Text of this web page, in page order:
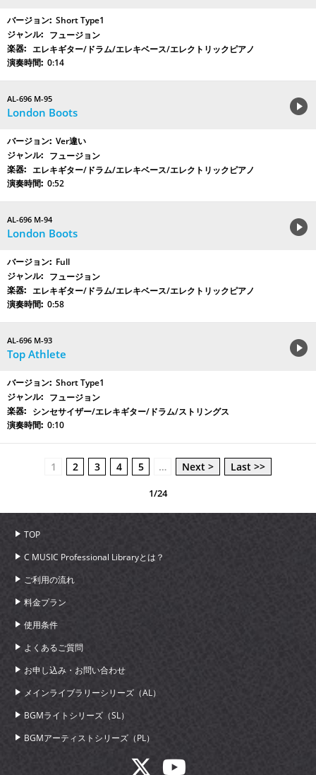
Short Type1
フュージョン
エレキギター/ドラム/エレキベース/エレクトリックピアノ
0:14
AL-696 M-95
London Boots
Ver違い
フュージョン
エレキギター/ドラム/エレキベース/エレクトリックピアノ
0:52
AL-696 M-94
London Boots
Full
フュージョン
エレキギター/ドラム/エレキベース/エレクトリックピアノ
0:58
AL-696 M-93
Top Athlete
Short Type1
フュージョン
シンセサイザー/エレキギター/ドラム/ストリングス
0:10
1 2 3 4 5 … Next > Last >>
1/24
TOP
C MUSIC Professional Libraryとは？
ご利用の流れ
料金プラン
使用条件
よくあるご質問
お申し込み・お問い合わせ
メインライブラリーシリーズ（AL）
BGMライトシリーズ（SL）
BGMアーティストシリーズ（PL）